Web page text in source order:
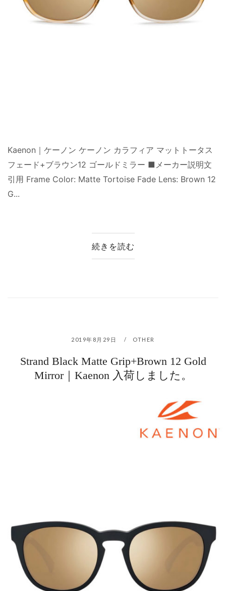
Kaenon｜ケーノン ケーノン カラフィア マットトータス
フェード+ブラウン12 ゴールドミラー ■メーカー説明文
引用 Frame Color: Matte Tortoise Fade Lens: Brown 12
G...
続きを読む
2019年8月29日 OTHER
Strand Black Matte Grip+Brown 12 Gold
Mirror｜Kaenon 入荷しました。